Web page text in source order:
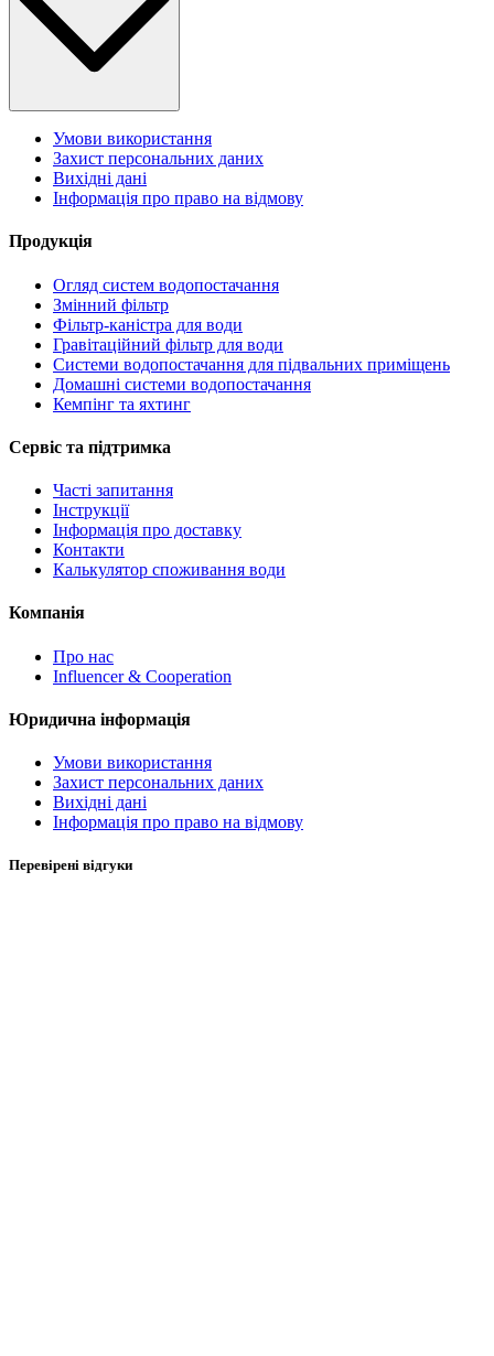
Умови використання
Захист персональних даних
Вихідні дані
Інформація про право на відмову
Продукція
Огляд систем водопостачання
Змінний фільтр
Фільтр-каністра для води
Гравітаційний фільтр для води
Системи водопостачання для підвальних приміщень
Домашні системи водопостачання
Кемпінг та яхтинг
Сервіс та підтримка
Часті запитання
Інструкції
Інформація про доставку
Контакти
Калькулятор споживання води
Компанія
Про нас
Influencer & Cooperation
Юридична інформація
Умови використання
Захист персональних даних
Вихідні дані
Інформація про право на відмову
Перевірені відгуки